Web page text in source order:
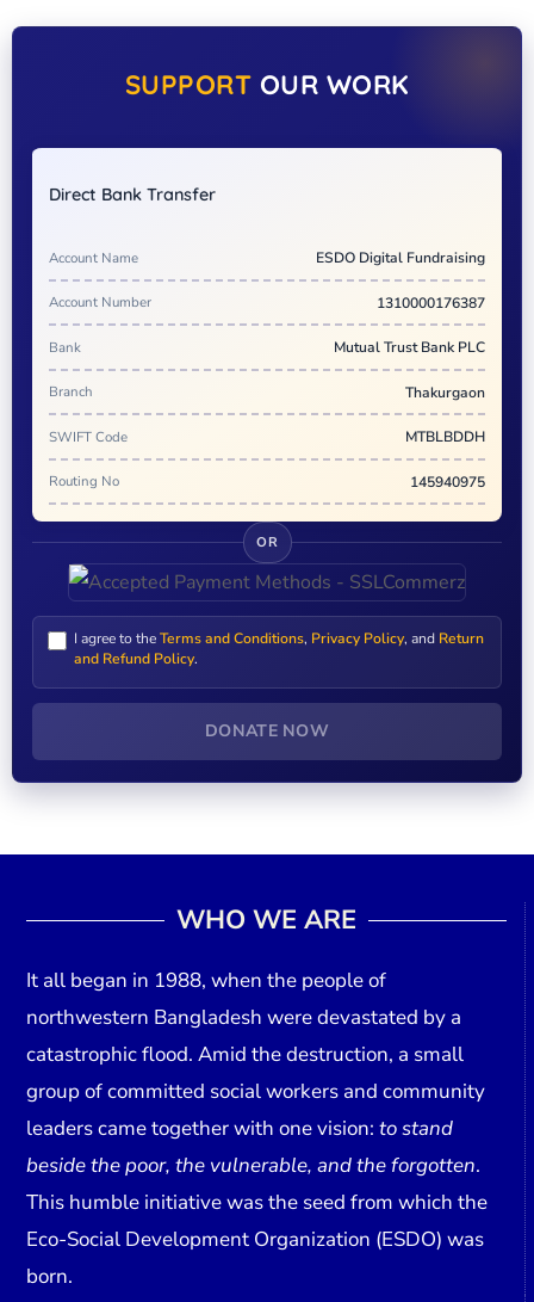
SUPPORT OUR WORK
Direct Bank Transfer
Account Name ESDO Digital Fundraising
Account Number 1310000176387
Bank Mutual Trust Bank PLC
Branch Thakurgaon
SWIFT Code MTBLBDDH
Routing No 145940975
OR
I agree to theTerms and Conditions, Privacy Policy, and Return
and Refund Policy.
DONATE NOW
WHO WE ARE
It all began in 1988, when the people of
northwestern Bangladesh were devastated by a
catastrophic flood. Amid the destruction, a small
group of committed social workers and community
leaders came together with one vision:to stand
beside the poor, the vulnerable, and the forgotten.
This humble initiative was the seed from which the
Eco-Social Development Organization (ESDO) was
born.